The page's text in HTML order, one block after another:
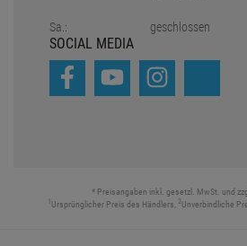
Sa.: geschlossen
SOCIAL MEDIA
* Preisangaben inkl. gesetzl. MwSt. und
Ursprünglicher Preis des Händlers, 2 Unverbindliche